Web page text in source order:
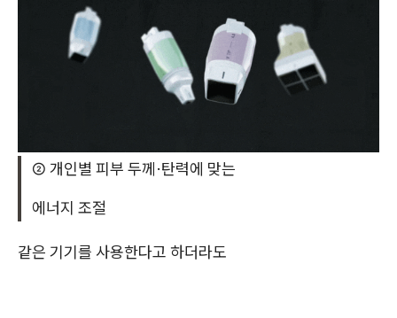
② 개인별 피부 두께·탄력에 맞는
에너지 조절
같은 기기를 사용한다고 하더라도